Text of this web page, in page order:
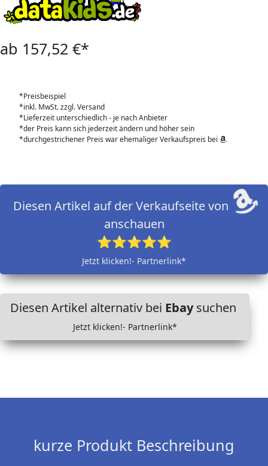
ab 157,52 €*
*Preisbeispiel
*inkl. MwSt. zzgl. Versand
*Lieferzeit unterschiedlich - je nach Anbieter
*der Preis kann sich jederzeit ändern und höher sein
*durchgestrichener Preis war ehemaliger Verkaufspreis bei
Diesen Artikel auf der Verkaufseite von
anschauen
⭐⭐⭐⭐⭐
Jetzt klicken!- Partnerlink*
Diesen Artikel alternativ bei Ebaysuchen
Jetzt klicken!- Partnerlink*
kurze Produkt Beschreibung